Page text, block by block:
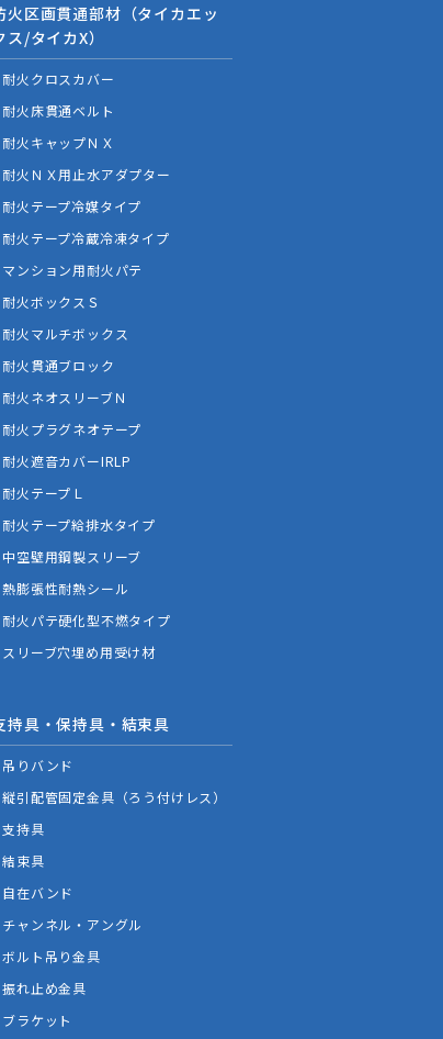
火区画貫通部材（タイカエッ
ス/タイカX）
耐火クロスカバー
耐火床貫通ベルト
耐火キャップＮＸ
耐火ＮＸ用止水アダプター
耐火テープ冷媒タイプ
耐火テープ冷蔵冷凍タイプ
マンション用耐火パテ
耐火ボックスＳ
耐火マルチボックス
耐火貫通ブロック
耐火ネオスリーブＮ
耐火プラグネオテープ
耐火遮音カバーIRLP
耐火テープＬ
耐火テープ給排水タイプ
中空壁用鋼製スリーブ
熱膨張性耐熱シール
耐火パテ硬化型不燃タイプ
スリーブ穴埋め用受け材
持具・保持具・結束具
吊りバンド
縦引配管固定金具（ろう付けレス）
支持具
結束具
自在バンド
チャンネル・アングル
ボルト吊り金具
振れ止め金具
ブラケット